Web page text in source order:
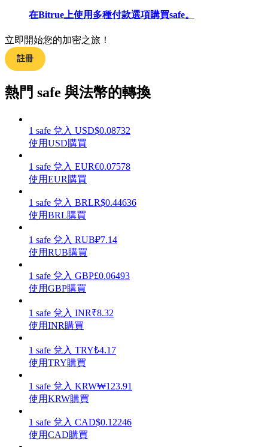
交易策略
學習如何保持盈利
增值寶
使您的資產穩定增值
機槍池
在Bitrue上使用多種付款選項購買safe。
立即開始您的加密之旅！
註冊
熱門 safe 與法幣的轉換
1 safe 兌入 USD$0.08732
使用USD購買
1 safe 兌入 EUR€0.07578
使用EUR購買
1 safe 兌入 BRLR$0.44636
使用BRL購買
1 safe 兌入 RUB₽7.14
使用RUB購買
1 safe 兌入 GBP£0.06493
使用GBP購買
1 safe 兌入 INR₹8.32
使用INR購買
1 safe 兌入 TRY₺4.17
使用TRY購買
1 safe 兌入 KRW₩123.91
使用KRW購買
1 safe 兌入 CAD$0.12246
使用CAD購買